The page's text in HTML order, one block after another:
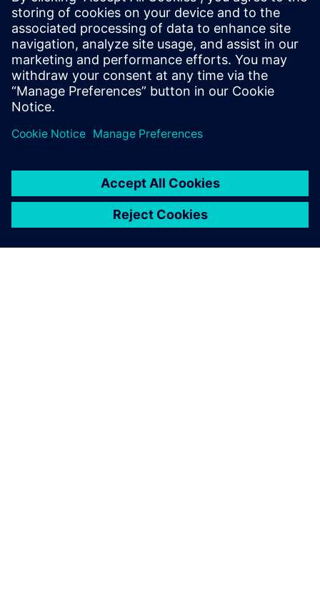
rozwiązanie, które jest
niezbędne, by pokonać
wyzwania dotyczące
projektowania i wykorzystania
produktów, a także wszystkich
etapów pośrednich.